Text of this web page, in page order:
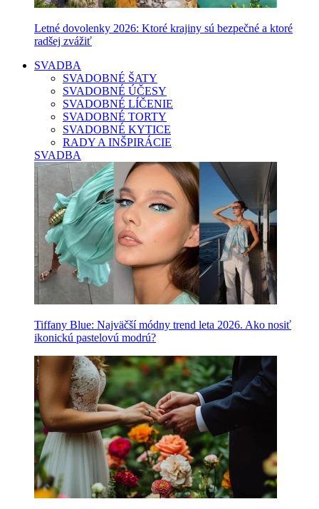
Letné dovolenky 2026: Ktoré krajiny sú bezpečné a ktoré
radšej zvážiť
SVADBA
SVADOBNÉ ŠATY
SVADOBNÉ ÚČESY
SVADOBNÉ LÍČENIE
SVADOBNÉ TORTY
SVADOBNÉ KYTICE
RADY A INŠPIRÁCIE
SVADBA
Tiffany Blue: Najväčší módny trend leta 2026. Ako nosiť
ikonickú pastelovú modrú?